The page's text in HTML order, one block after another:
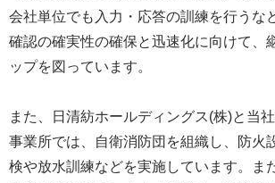
会社単位でも入力・応答の訓練を行うな
確認の確実性の確保と迅速化に向けて、
ップを図っています。
また、日清紡ホールディングス(株)と当
事業所では、自衛消防団を組織し、防火
検や放水訓練などを実施しています。ま